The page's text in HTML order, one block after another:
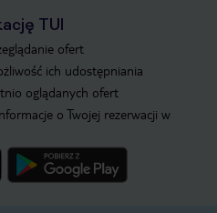
TUI
ofert
ich udostępniania
oglądanych ofert
o Twojej rezerwacji w